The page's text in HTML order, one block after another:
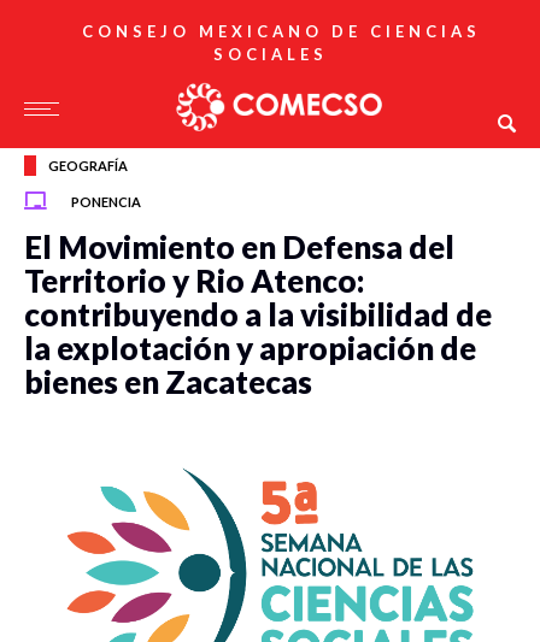
CONSEJO MEXICANO DE CIENCIAS
SOCIALES
GEOGRAFÍA
PONENCIA
El Movimiento en Defensa del
Territorio y Rio Atenco:
contribuyendo a la visibilidad de
la explotación y apropiación de
bienes en Zacatecas